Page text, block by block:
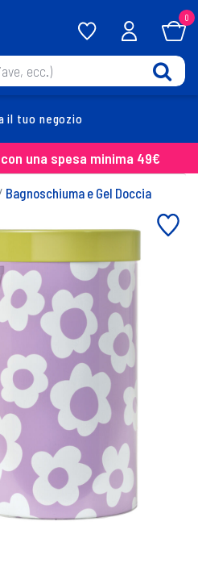
0
il tuo negozio
con una spesa minima 49€
Bagnoschiuma e Gel Doccia